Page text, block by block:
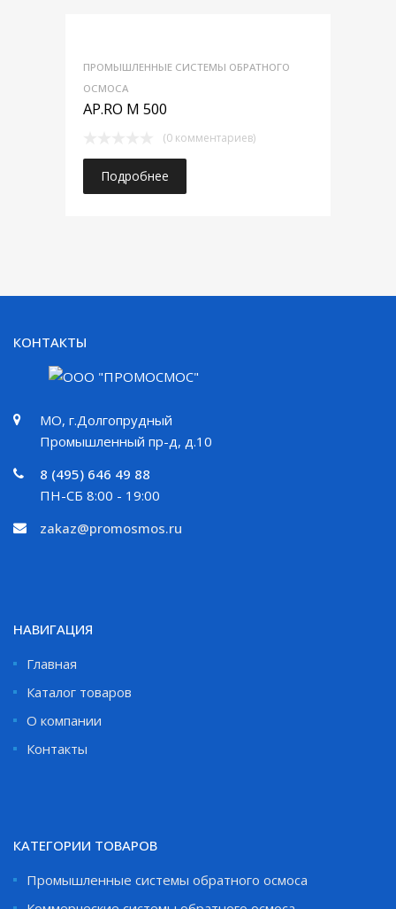
ПРОМЫШЛЕННЫЕ СИСТЕМЫ ОБРАТНОГО
ОСМОСА
AP.RO M 500
(0 комментариев)
Подробнее
КОНТАКТЫ
МО, г.Долгопрудный
Промышленный пр-д, д.10
8 (495) 646 49 88
ПН-СБ 8:00 - 19:00
zakaz@promosmos.ru
НАВИГАЦИЯ
Главная
Каталог товаров
О компании
Контакты
КАТЕГОРИИ ТОВАРОВ
Промышленные системы обратного осмоса